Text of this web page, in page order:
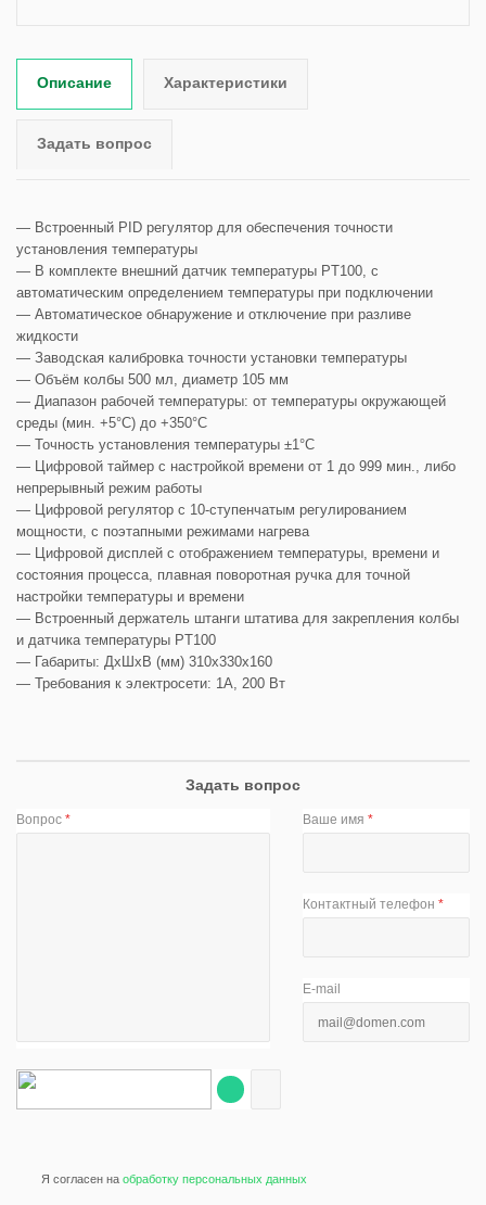
Описание Характеристики
Задать вопрос
— Встроенный PID регулятор для обеспечения точности
установления температуры
— В комплекте внешний датчик температуры PT100, с
автоматическим определением температуры при подключении
— Автоматическое обнаружение и отключение при разливе
жидкости
— Заводская калибровка точности установки температуры
— Объём колбы 500 мл, диаметр 105 мм
— Диапазон рабочей температуры: от температуры окружающей
среды (мин. +5°С) до +350°С
— Точность установления температуры ±1°С
— Цифровой таймер с настройкой времени от 1 до 999 мин., либо
непрерывный режим работы
— Цифровой регулятор с 10-ступенчатым регулированием
мощности, с поэтапными режимами нагрева
— Цифровой дисплей с отображением температуры, времени и
состояния процесса, плавная поворотная ручка для точной
настройки температуры и времени
— Встроенный держатель штанги штатива для закрепления колбы
и датчика температуры PT100
— Габариты: ДхШхВ (мм) 310х330х160
— Требования к электросети: 1A, 200 Bт
Задать вопрос
Вопрос * Ваше имя*
Контактный телефон*
E-mail
Я согласен на обработку персональных данных